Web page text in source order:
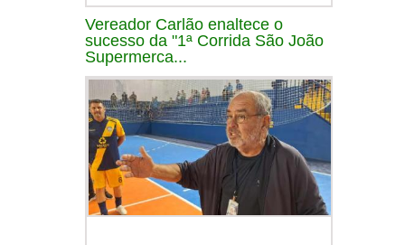
Vereador Carlão enaltece o
sucesso da "1ª Corrida São João
Supermerca...